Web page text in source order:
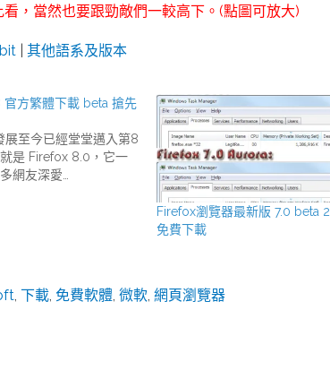
，當然也要跟勁敵們一較高下。(點圖可放大)
其他語系及版本
官方繁體下載 beta 搶先
展至今已經堂堂邁入第8
是 Firefox 8.0，它一
網友深愛…
Firefox瀏覽器最新版 7.0 beta 2
免費下載
下載 免費軟體 微軟 網頁瀏覽器